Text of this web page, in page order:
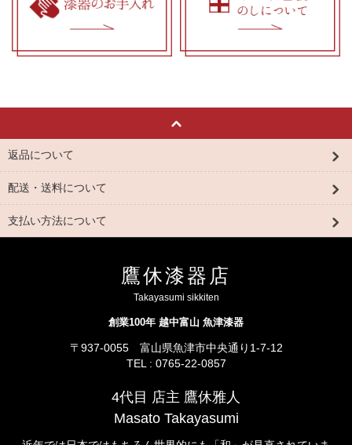
返品について
配送・送料について
支払い方法について
鷹休漆器店
Takayasumi sikkiten
創業100年 越中富山 魚津漆器
〒937-0055 富山県魚津市中央通り1-7-12
TEL : 0765-22-0857
4代目 店主 鷹休雅人
Masato Takayasumi